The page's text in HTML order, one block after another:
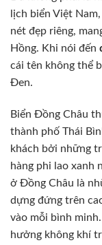
lịch biển Việt
nét đẹp riêng,
Hồng. Khi nói đến
cái tên không thể
Đen.
Biển Đồng Châu
thành phố Thái
khách bởi những
hàng phi lao xanh
ở Đồng Châu là
dựng đứng trên
vào mỗi bình
hưởng không khí